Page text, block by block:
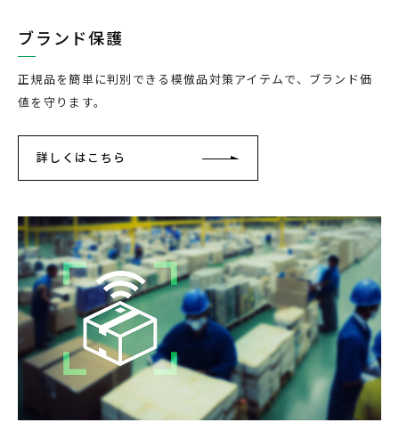
ブランド保護
正規品を簡単に判別できる模倣品対策アイテムで、ブランド価
値を守ります。
詳しくはこちら